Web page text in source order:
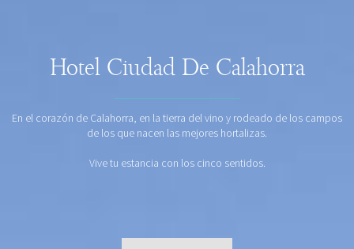
Hotel Ciudad De Calahorra
En el corazón de Calahorra, en la tierra del vino y rodeado de los campos
de los que nacen las mejores hortalizas.
Vive tu estancia con los cinco sentidos.